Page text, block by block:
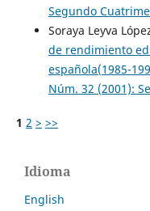
Segundo
Soraya Leyva
de rendimiento
española(1985-
Núm. 32 (2001):
1 2 > >>
Idioma
English